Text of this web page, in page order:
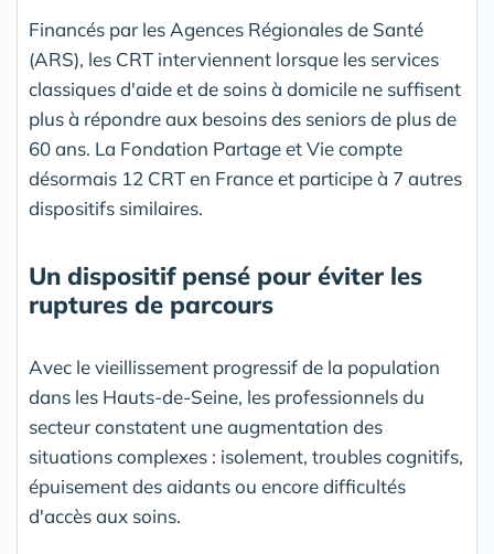
Financés par les Agences Régionales de Santé
(ARS), les CRT interviennent lorsque les services
classiques d'aide et de soins à domicile ne suffisent
plus à répondre aux besoins des seniors de plus de
60 ans. La Fondation Partage et Vie compte
désormais 12 CRT en France et participe à 7 autres
dispositifs similaires.
Un dispositif pensé pour éviter les
ruptures de parcours
Avec le vieillissement progressif de la population
dans les Hauts-de-Seine, les professionnels du
secteur constatent une augmentation des
situations complexes : isolement, troubles cognitifs,
épuisement des aidants ou encore difficultés
d'accès aux soins.